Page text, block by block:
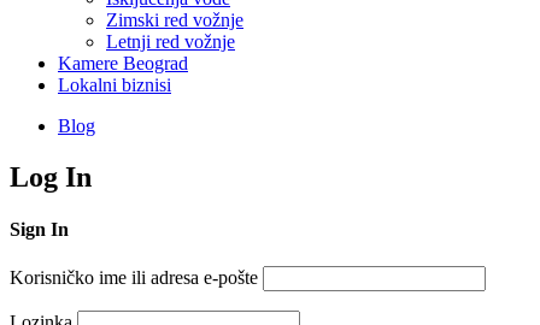
Zimski red vožnje
Letnji red vožnje
Kamere Beograd
Lokalni biznisi
Blog
Log In
Sign In
Korisničko ime ili adresa e-pošte